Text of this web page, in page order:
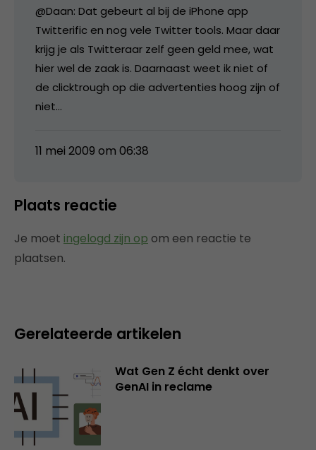
@Daan: Dat gebeurt al bij de iPhone app
Twitterific en nog vele Twitter tools. Maar daar
krijg je als Twitteraar zelf geen geld mee, wat
hier wel de zaak is. Daarnaast weet ik niet of
de clicktrough op die advertenties hoog zijn of
niet…
11 mei 2009 om 06:38
Plaats reactie
Je moet ingelogd zijn op om een reactie te
plaatsen.
Gerelateerde artikelen
Wat Gen Z écht denkt over
GenAI in reclame